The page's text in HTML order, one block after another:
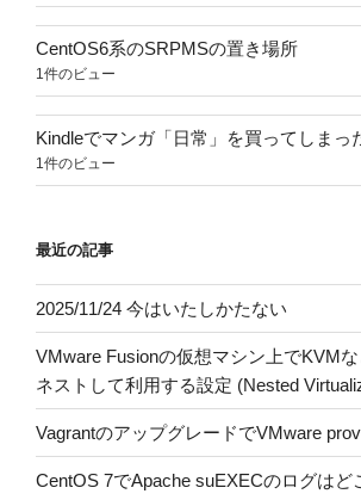
CentOS6系のSRPMSの置き場所
1件のビュー
Kindleでマンガ「日常」を買ってしまっ
1件のビュー
最近の記事
2025/11/24 今はいたしかたない
VMware Fusionの仮想マシン上でKVM
ネストして利用する設定 (Nested
VagrantのアップグレードでVMware
CentOS 7でApache suEXECのログはど